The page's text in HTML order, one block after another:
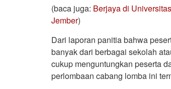
(baca juga: Berjaya di
Jember)
Dari laporan panitia bahwa
banyak dari berbagai sekolah
cukup menguntungkan peserta
perlombaan cabang lomba ini